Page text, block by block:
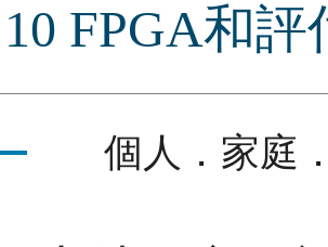
FPGA和評
個人．家庭